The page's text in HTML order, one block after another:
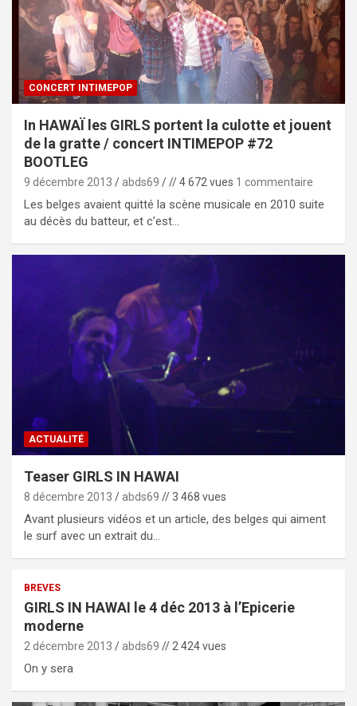
CONCERT INTIMEPOP
In HAWAÏ les GIRLS portent la culotte et jouent
de la gratte / concert INTIMEPOP #72
BOOTLEG
9 décembre 2013 abds69 // 4 672 vues 1 commentaire
Les belges avaient quitté la scène musicale en 2010 suite
au décès du batteur, et c’est…
ACTUALITÉ
Teaser GIRLS IN HAWAI
8 décembre 2013 abds69 // 3 468 vues
Avant plusieurs vidéos et un article, des belges qui aiment
le surf avec un extrait du…
BREVES
GIRLS IN HAWAI le 4 déc 2013 à l’Epicerie
moderne
2 décembre 2013 abds69 // 2 424 vues
On y sera